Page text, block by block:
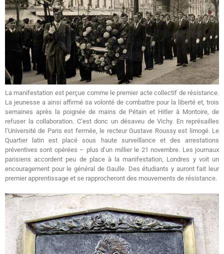
La manifestation est perçue comme le premier acte collectif de résistance.
La jeunesse a ainsi affirmé sa volonté de combattre pour la liberté et, trois
semaines après la poignée de mains de Pétain et Hitler à Montoire, de
refuser la collaboration. C’est donc un désaveu de Vichy. En représailles
l’Université de Paris est fermée, le recteur Gustave Roussy est limogé. Le
Quartier latin est placé sous haute surveillance et des arrestations
préventives sont opérées – plus d’un millier le 21 novembre. Les journaux
parisiens accordent peu de place à la manifestation, Londres y voit un
encouragement pour le général de Gaulle. Des étudiants y auront fait leur
premier apprentissage et se rapprocheront des mouvements de résistance.